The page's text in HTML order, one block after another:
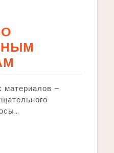
материалов –